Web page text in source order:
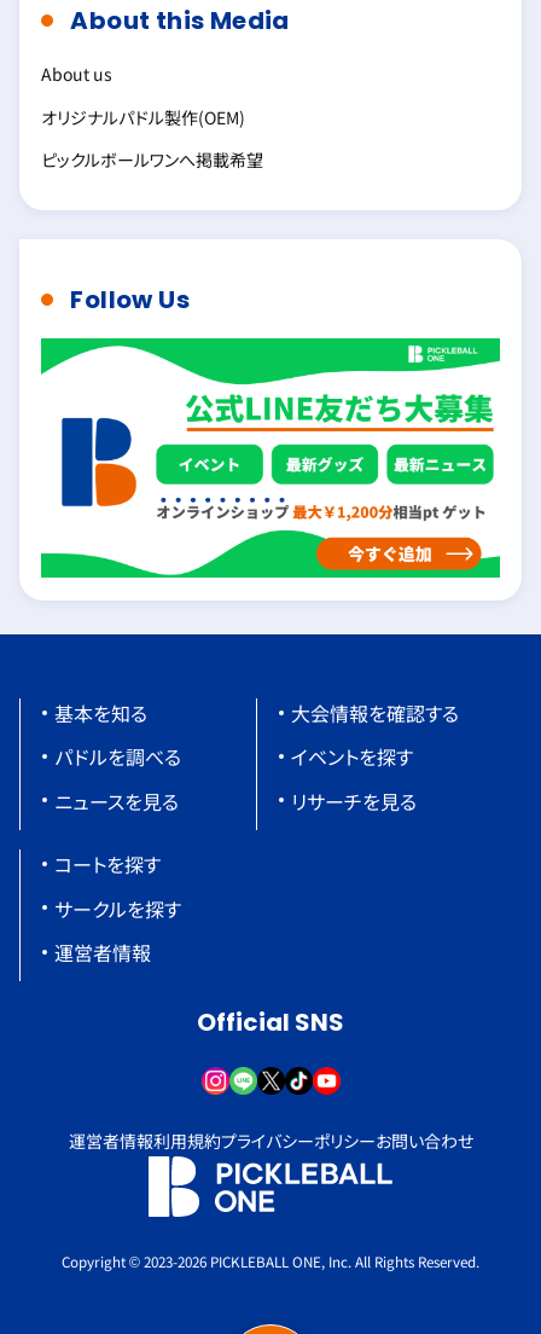
About this Media
About us
オリジナルパドル製作(OEM)
ピックルボールワンへ掲載希望
Follow Us
基本を知る
パドルを調べる
ニュースを見る
大会情報を確認する
イベントを探す
リサーチを見る
コートを探す
サークルを探す
運営者情報
Official SNS
運営者情報利用規約プライバシーポリシーお問い合わせ
Copyright © 2023-2026 PICKLEBALL ONE, Inc. All Rights Reserved.